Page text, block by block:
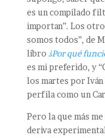
es un compilado
importan”. Los
somos todos”, de
libro ¿Por qué
es mi preferido, y
los martes por
perfila como un
Pero la que más
deriva